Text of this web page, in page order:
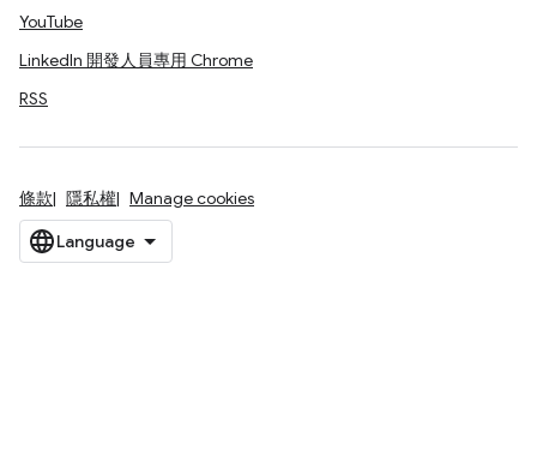
YouTube
LinkedIn 開發人員專用 Chrome
RSS
條款 隱私權 Manage cookies